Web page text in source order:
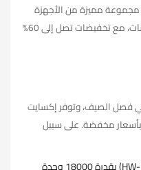
تُقدم عروض إكسايت الغانم لعام 2025 مجموعة مميزة من الأجهزة
المنزلية مثل المكيفات، الأفران، والشاشات، مع تخفيضات تصل إلى 60%
فصل الصيف، وتوفر إكسايت
مخفضة. على سبيل